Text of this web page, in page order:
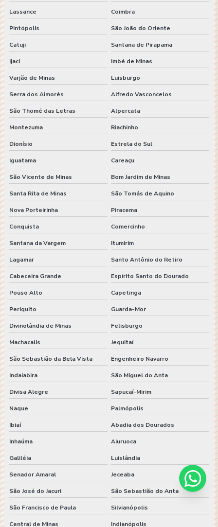
Lassance Coimbra
Pintópolis São João do Oriente
Catuji Santana de Pirapama
Ijaci Imbé de Minas
Varjão de Minas Luisburgo
Serra dos Aimorés Alfredo Vasconcelos
São Thomé das Letras Alpercata
Montezuma Riachinho
Dionísio Estrela do Sul
Iguatama Careaçu
São Vicente de Minas Bom Jardim de Minas
Santa Rita de Minas São Tomás de Aquino
Nova Porteirinha Piracema
Conquista Comercinho
Santana da Vargem Itumirim
Lagamar Santo Antônio do Retiro
Cabeceira Grande Espírito Santo do Dourado
Pouso Alto Capetinga
Periquito Guarda-Mor
Divinolândia de Minas Felisburgo
Machacalis Jequitaí
São Sebastião da Bela Vista Engenheiro Navarro
Indaiabira São Miguel do Anta
Divisa Alegre Sapucaí-Mirim
Naque Palmópolis
Ibiaí Abadia dos Dourados
Inhaúma Aiuruoca
Galiléia Luislândia
Senador Amaral Jeceaba
São José do Jacuri São Sebastião do Anta
São Francisco de Paula Silvianópolis
Central de Minas Indianópolis